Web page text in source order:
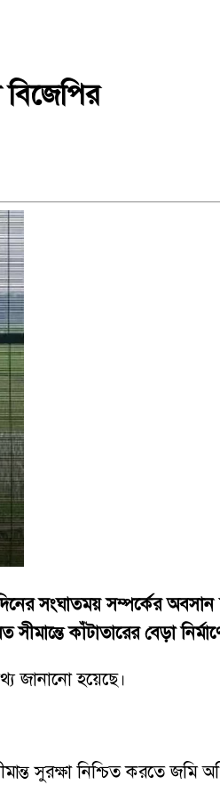
বিজেপির
সংঘাতময় সম্পর্কের
কাঁটাতারের বেড়া
জানানো হয়েছে।
সুরক্ষা নিশ্চিত করতে জমি